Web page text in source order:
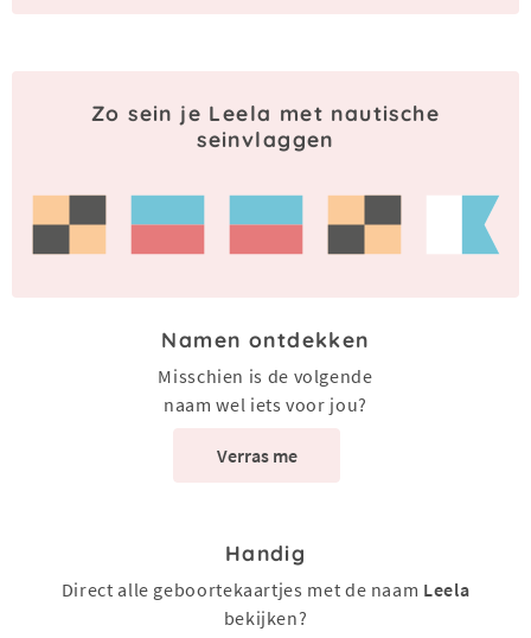
Zo sein je Leela met nautische
seinvlaggen
Namen ontdekken
Misschien is de volgende
naam wel iets voor jou?
Verras me
Handig
Direct alle geboortekaartjes met de naam Leela
bekijken?